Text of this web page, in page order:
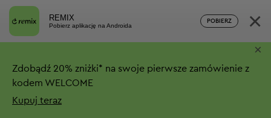
REMIX
Pobierz aplikację na Androida
POBIERZ ×
Zdobądź 20% zniżki* na swoje pierwsze zamówienie z
kodem WELCOME
Kupuj teraz
×